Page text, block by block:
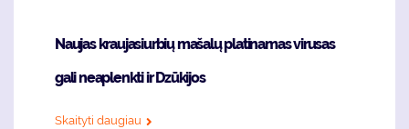
Naujas kraujasiurbių mašalų platinamas virusas
gali neaplenkti ir Dzūkijos
Skaityti daugiau